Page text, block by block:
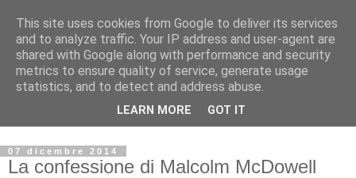
Archivio Kubrick: Blog
Commenti e notizie su Stanley Kubrick.
Segnalazione di eventi, nuovi libri in uscita, recensioni,
mostre e appuntamenti.
07 dicembre 2014
La confessione di Malcolm McDowell
This site uses cookies from Google to deliver its services
and to analyze traffic. Your IP address and user-agent are
shared with Google along with performance and security
metrics to ensure quality of service, generate usage
statistics, and to detect and address abuse.
LEARN MORE GOT IT